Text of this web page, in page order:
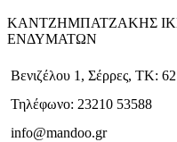
ΚΑΝΤΖΗΜΠΑΤΖΑΚΗΣ
ΕΝΔΥΜΑΤΩΝ
Βενιζέλου 1, Σέρρες, ΤΚ:
Τηλέφωνο: 23210 53588
info@mandoo.gr